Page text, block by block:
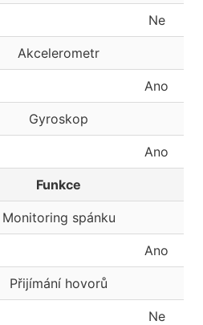
Ne
Akcelerometr
Ano
Gyroskop
Ano
Funkce
Monitoring spánku
Ano
Přijímání hovorů
Ne